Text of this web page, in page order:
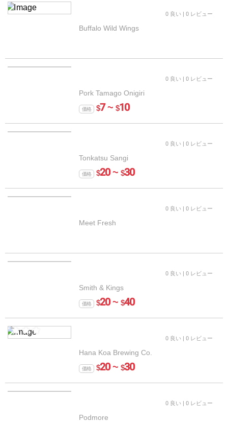
0 良い | 0 レビュー
Buffalo Wild Wings
0 良い | 0 レビュー
Pork Tamago Onigiri
価格 $7 ~$10
0 良い | 0 レビュー
Tonkatsu Sangi
価格 $20 ~$30
0 良い | 0 レビュー
Meet Fresh
0 良い | 0 レビュー
Smith & Kings
価格 $20 ~$40
0 良い | 0 レビュー
Hana Koa Brewing Co.
価格 $20 ~$30
0 良い | 0 レビュー
Podmore